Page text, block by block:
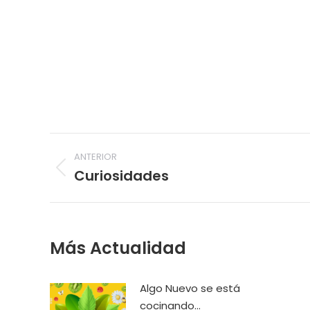
Navegación
entre
publicaciones
ANTERIOR
Publicación
Curiosidades
Más Actualidad
Algo Nuevo se está
cocinando…